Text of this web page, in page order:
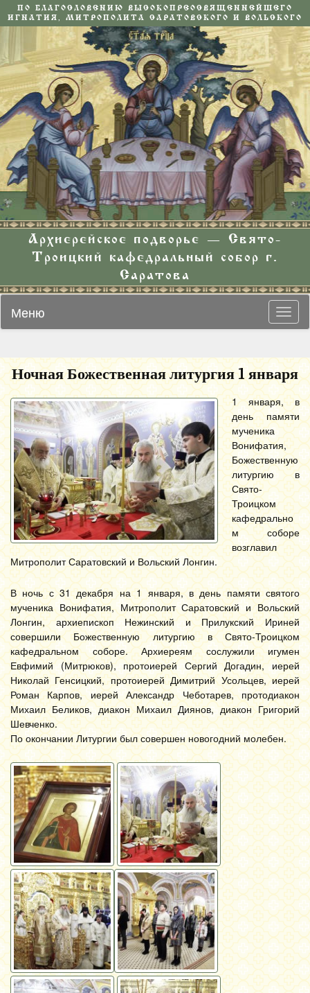
ПО БЛАГОСЛОВЕНИЮ ВЫСОКОПРЕОСВЯЩЕННЕЙШЕГО
ИГНАТИЯ, МИТРОПОЛИТА САРАТОВСКОГО И ВОЛЬСКОГО
Архиерейское подворье — Свято-
Троицкий кафедральный собор г.
Саратова
Меню
Ночная Божественная литургия 1 января
1 января, в
день памяти
мученика
Вонифатия,
Божественную
литургию в
Свято-
Троицком
кафедрально
м соборе
возглавил
Митрополит Саратовский и Вольский Лонгин.
В ночь с 31 декабря на 1 января, в день памяти святого
мученика Вонифатия, Митрополит Саратовский и Вольский
Лонгин, архиепископ Нежинский и Прилукский Ириней
совершили Божественную литургию в Свято-Троицком
кафедральном соборе. Архиереям сослужили игумен
Евфимий (Митрюков), протоиерей Сергий Догадин, иерей
Николай Генсицкий, протоиерей Димитрий Усольцев, иерей
Роман Карпов, иерей Александр Чеботарев, протодиакон
Михаил Беликов, диакон Михаил Диянов, диакон Григорий
Шевченко.
По окончании Литургии был совершен новогодний молебен.